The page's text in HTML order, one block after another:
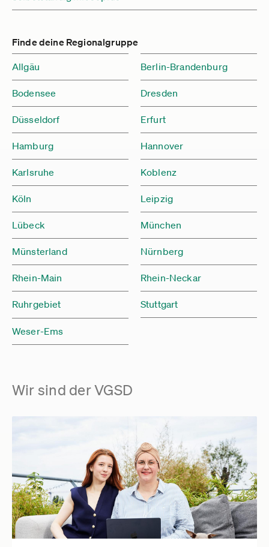
Finde deine Regionalgruppe
Allgäu Berlin-Brandenburg
Bodensee Dresden
Düsseldorf Erfurt
Hamburg Hannover
Karlsruhe Koblenz
Köln Leipzig
Lübeck München
Münsterland Nürnberg
Rhein-Main Rhein-Neckar
Ruhrgebiet Stuttgart
Weser-Ems
Wir sind der VGSD